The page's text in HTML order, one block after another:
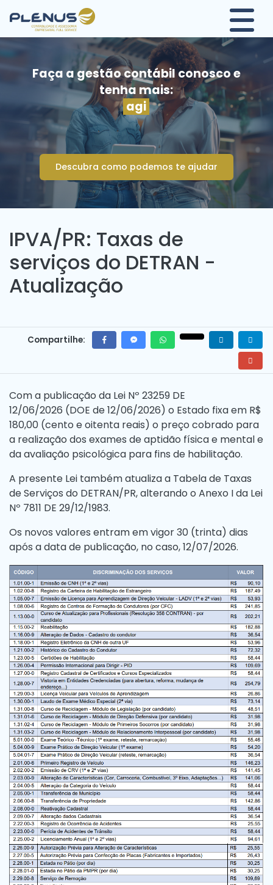
Faça a gestão contábil conosco e
tenha mais:
agili
Descubra como podemos te ajudar
IPVA/PR: Taxas de
serviços do DETRAN -
Atualização
Compartilhe:
Com a publicação da Lei Nº 23259 DE
12/06/2026 (DOE de 12/06/2026) o Estado fixa em R$
180,00 (cento e oitenta reais) o preço cobrado para
a realização dos exames de aptidão física e mental e
da avaliação psicológica para fins de habilitação.
A presente Lei também atualiza a Tabela de Taxas
de Serviços do DETRAN/PR, alterando o Anexo I da Lei
Nº 7811 DE 29/12/1983.
Os novos valores entram em vigor 30 (trinta) dias
após a data de publicação, no caso, 12/07/2026.